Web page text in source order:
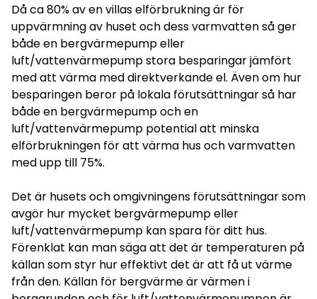
Då ca 80% av en villas elförbrukning är för
uppvärmning av huset och dess varmvatten så ger
både en bergvärmepump eller
luft/vattenvärmepump stora besparingar jämfört
med att värma med direktverkande el. Även om hur
besparingen beror på lokala förutsättningar så har
både en bergvärmepump och en
luft/vattenvärmepump potential att minska
elförbrukningen för att värma hus och varmvatten
med upp till 75%.
Det är husets och omgivningens förutsättningar som
avgör hur mycket bergvärmepump eller
luft/vattenvärmepump kan spara för ditt hus.
Förenklat kan man säga att det är temperaturen på
källan som styr hur effektivt det är att få ut värme
från den. Källan för bergvärme är värmen i